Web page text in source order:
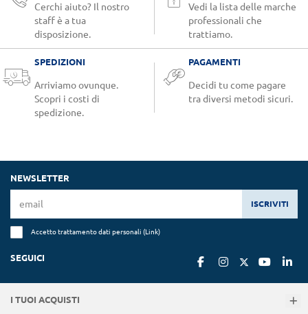
Cerchi aiuto? Il nostro
staff è a tua
disposizione.
Vedi la lista delle marche
professionali che
trattiamo.
SPEDIZIONI
Arriviamo ovunque.
Scopri i costi di
spedizione.
PAGAMENTI
Decidi tu come pagare
tra diversi metodi sicuri.
NEWSLETTER
ISCRIVITI
Accetto trattamento dati personali (Link)
SEGUICI
I TUOI ACQUISTI